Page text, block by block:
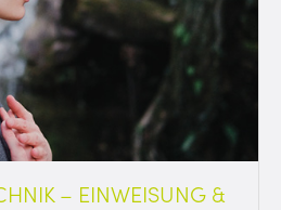
– EINWEISUNG &